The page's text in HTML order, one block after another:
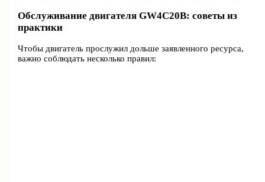
Обслуживание двигателя GW4C20B: советы из
практики
Чтобы двигатель прослужил дольше заявленного ресурса,
важно соблюдать несколько правил: